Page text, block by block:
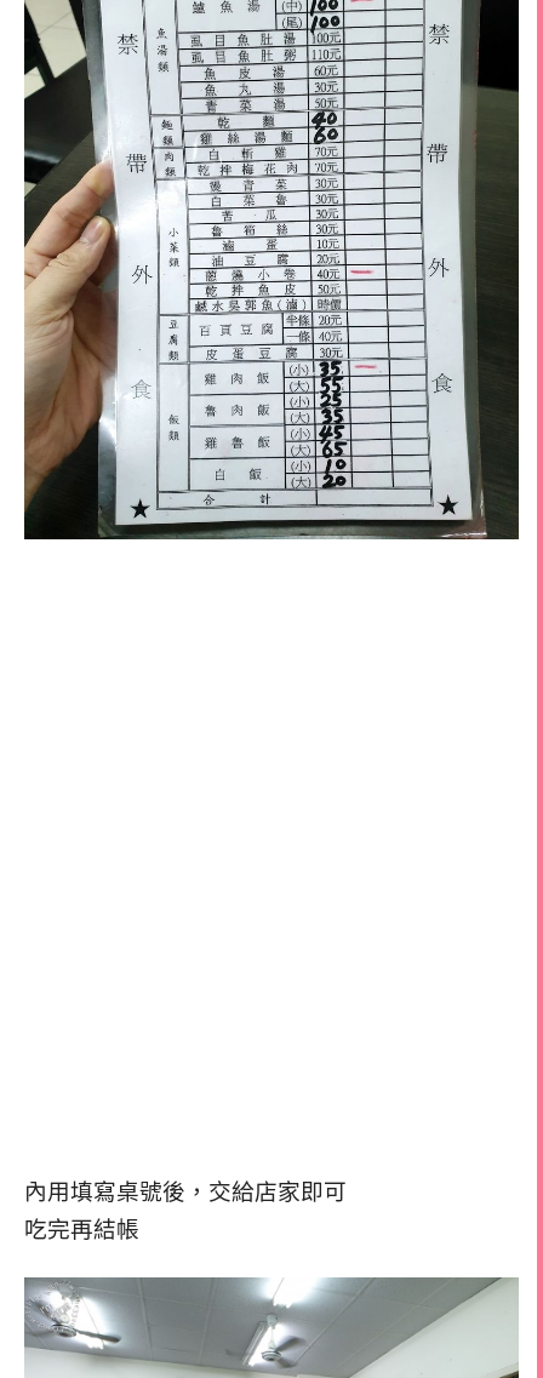
內用填寫桌號後，交給店家即可
吃完再結帳